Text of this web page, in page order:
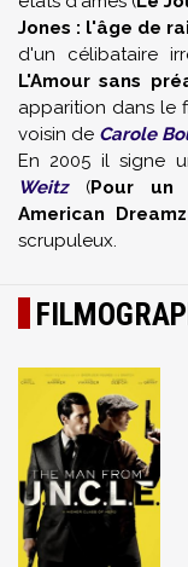
Jones : l'âge de
d'un célibataire
L'Amour sans
apparition dans le
voisin de Carole
En 2005 il signe
Weitz(Pour un
American Dreamz
scrupuleux.